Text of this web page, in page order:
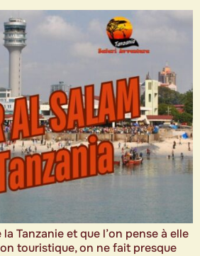
Tanzanie et que l’on pense à elle
touristique, on ne fait presque